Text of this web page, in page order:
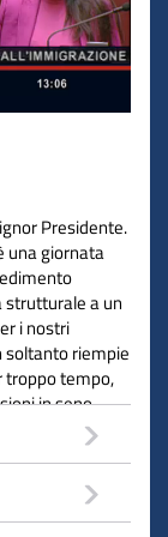
Presidente.
una giornata
strutturale a un
i nostri
soltanto riempie
troppo tempo,
in seno
il diametro
a farsi
la rotta dei